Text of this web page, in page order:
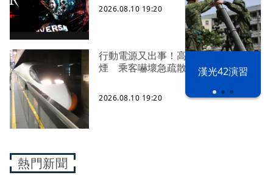
漢光42演習
2026.08.10 19:20
行動電源又出事！高鐵第4車廂突冒白
煙 乘客嚇壞急疏散
2026.08.10 19:20
熱門新聞